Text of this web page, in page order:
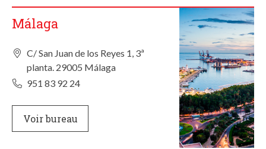
Málaga
C/ San Juan de los Reyes 1, 3ª
planta. 29005 Málaga
951 83 92 24
Voir bureau